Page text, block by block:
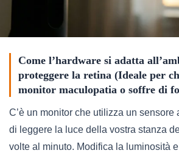
Come l’hardware si adatta
proteggere la retina (Ideale per
monitor maculopatia o soffre di
C’è un monitor che utilizza un sensore
di leggere la luce della vostra stanza
volte al minuto. Modifica la luminosità